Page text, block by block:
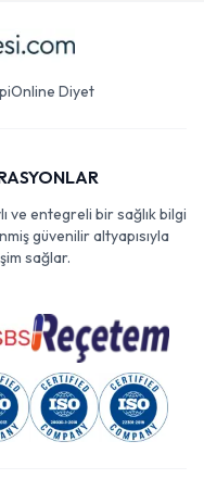
Online Diyet
ve entegreli bir sağlık bilgi
güvenilir altyapısıyla
sağlar.